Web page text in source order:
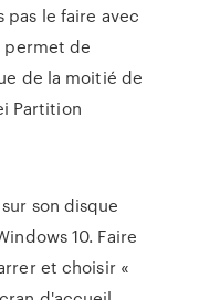
pas le faire avec
permet de
de la moitié de
Partition
son disque
10. Faire
et choisir «